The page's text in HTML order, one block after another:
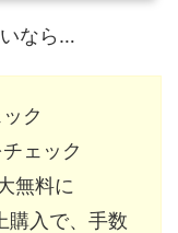
なら…
ク
ェック
無料に
購入で、手数